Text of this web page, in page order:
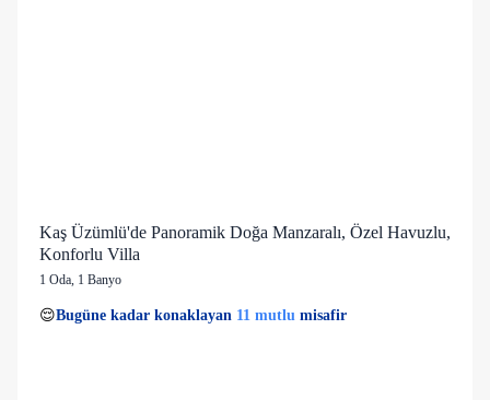
Kaş Üzümlü'de Panoramik Doğa Manzaralı, Özel Havuzlu,
Konforlu Villa
1 Oda, 1 Banyo
👀Son 1 saatte37 kişigörüntüledi